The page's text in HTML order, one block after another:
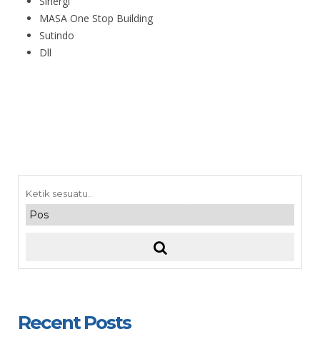
MASA One Stop Building
Sutindo
Dll
Recent Posts